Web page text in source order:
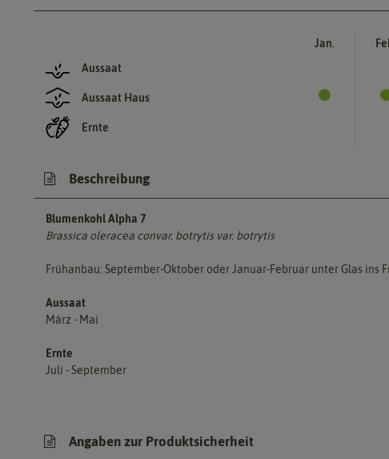
Aussaat
Aussaat Haus
Ernte
Jan.
Beschreibung
Blumenkohl Alpha 7
Brassica oleracea convar. botrytis var. botrytis
Frühanbau: September-Oktober oder Januar-Februar unter Glas
Aussaat
März - Mai
Ernte
Juli - September
Angaben zur Produktsicherheit